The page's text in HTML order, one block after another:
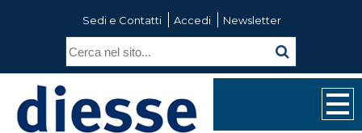
Sedi e Contatti Accedi Newsletter